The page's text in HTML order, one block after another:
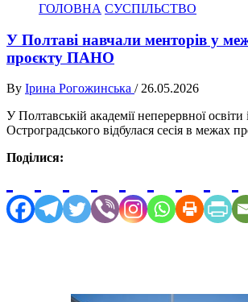
ГОЛОВНА СУСПІЛЬСТВО
У Полтаві навчали менторів у
проєкту ПАНО
By Ірина Рогожинська / 26.05.2026
У Полтавській академії неперервної
Остроградського відбулася сесія в межах
Поділися: